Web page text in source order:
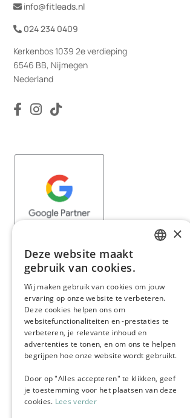
info@fitleads.nl
024 234 0409
Kerkenbos 1039 2e verdieping
6546 BB, Nijmegen
Nederland

Bereken je
winst
Check eenvoudig hoe
×
Deze website maakt
gebruik van cookies.
Wij maken gebruik van cookies om jouw
ervaring op onze website te verbeteren.
Deze cookies helpen ons om
websitefunctionaliteiten en -prestaties te
verbeteren, je relevante inhoud en
advertenties te tonen, en om ons te helpen
begrijpen hoe onze website wordt gebruikt.
Door op "Alles accepteren" te klikken, geef
je toestemming voor het plaatsen van deze
cookies. Lees verder